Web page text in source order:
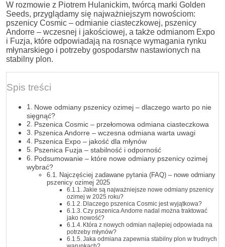
W rozmowie z Piotrem Hulanickim, twórcą marki Golden
Seeds, przyglądamy się najważniejszym nowościom:
pszenicy Cosmic – odmianie ciasteczkowej, pszenicy
Andorre – wczesnej i jakościowej, a także odmianom Expo
i Fuzja, które odpowiadają na rosnące wymagania rynku
młynarskiego i potrzeby gospodarstw nastawionych na
stabilny plon.
Spis treści
Nowe odmiany pszenicy ozimej – dlaczego warto po nie
sięgnąć?
Pszenica Cosmic – przełomowa odmiana ciasteczkowa
Pszenica Andorre – wczesna odmiana warta uwagi
Pszenica Expo – jakość dla młynów
Pszenica Fuzja – stabilność i odporność
Podsumowanie – które nowe odmiany pszenicy ozimej
wybrać?
Najczęściej zadawane pytania (FAQ) – nowe odmiany
pszenicy ozimej 2025
Jakie są najważniejsze nowe odmiany pszenicy
ozimej w 2025 roku?
Dlaczego pszenica Cosmic jest wyjątkowa?
Czy pszenica Andorre nadal można traktować
jako nowość?
Która z nowych odmian najlepiej odpowiada na
potrzeby młynów?
Jaka odmiana zapewnia stabilny plon w trudnych